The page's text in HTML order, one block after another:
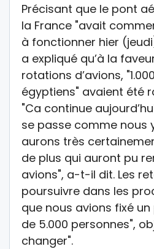
Précisant que le pont
la France "avait
à fonctionner hier
a expliqué qu’à la
rotations d’avions,
égyptiens" avaient été
"Ca continue
se passe comme nous
aurons très
de plus qui auront pu
avions", a-t-il dit. Les
poursuivre dans les
que nous avions fixé
de 5.000 personnes",
changer".